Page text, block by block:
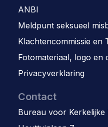
ANBI
Meldpunt seksueel
Klachtencommissie en
Fotomateriaal, logo en
Privacyverklaring
Contact
Bureau voor Kerkelijke